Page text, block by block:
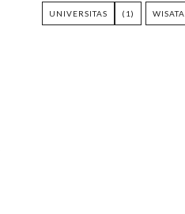
UNIVERSITAS (1) WISATA